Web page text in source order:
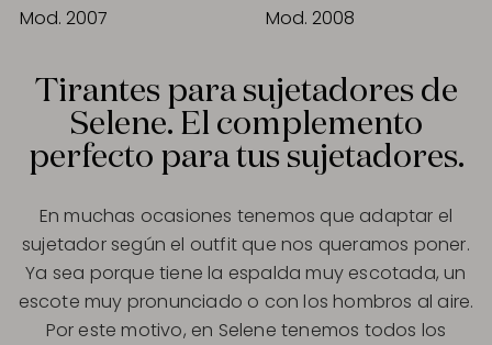
Mod. 2007 Mod. 2008
Tirantes para sujetadores de
Selene. El complemento
perfecto para tus sujetadores.
En muchas ocasiones tenemos que adaptar el
sujetador según el outfit que nos queramos poner.
Ya sea porque tiene la espalda muy escotada, un
escote muy pronunciado o con los hombros al aire.
Por este motivo, en Selene tenemos todos los